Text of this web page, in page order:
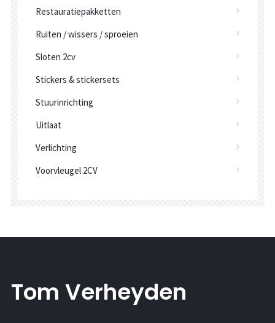
Restauratiepakketten
Ruiten / wissers / sproeien
Sloten 2cv
Stickers & stickersets
Stuurinrichting
Uitlaat
Verlichting
Voorvleugel 2CV
Tom Verheyden